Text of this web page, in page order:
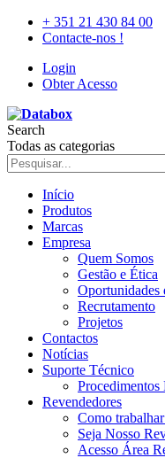
+ 351 21 430 84 00
Contacte-nos !
Login
Obter Acesso
Search
Todas as categorias
Início
Produtos
Marcas
Empresa
Quem Somos
Gestão e Ética
Oportunidades
Recrutamento
Projetos
Contactos
Notícias
Suporte Técnico
Procedimentos
Revendedores
Como
Seja Nosso
Acesso Área